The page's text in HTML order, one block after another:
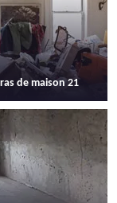
de maison 21